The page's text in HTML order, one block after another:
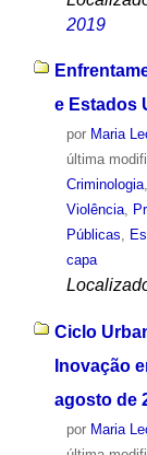
2019
e Estados
por Maria
última
Criminologia,
Violência,
Públicas,
capa
Ciclo
Inovação
agosto de
por Maria